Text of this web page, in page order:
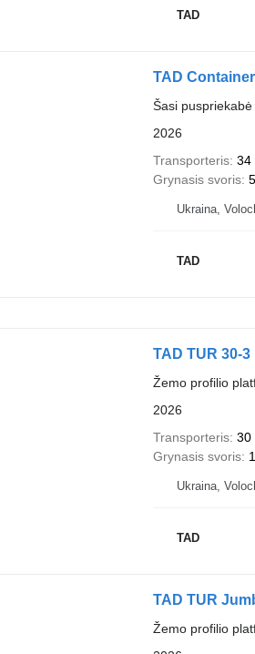
TAD
TAD
Šasi puspriekabė
2026
Transporteris 34
Grynasis svoris
Ukraina,
TAD
TAD TUR 30-3
Žemo profilio
2026
Transporteris 30
Grynasis svoris
Ukraina,
TAD
TAD TUR
Žemo profilio